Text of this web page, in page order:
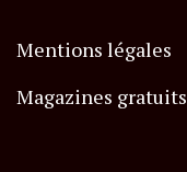
Mentions légales
Magazines gratuits